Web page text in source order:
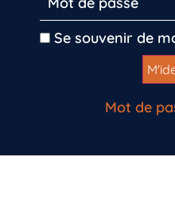
Se souvenir de
Mot de